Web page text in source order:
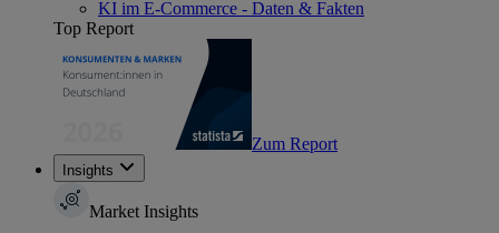
KI im E-Commerce - Daten & Fakten
Top Report
Zum Report
Insights
Market Insights